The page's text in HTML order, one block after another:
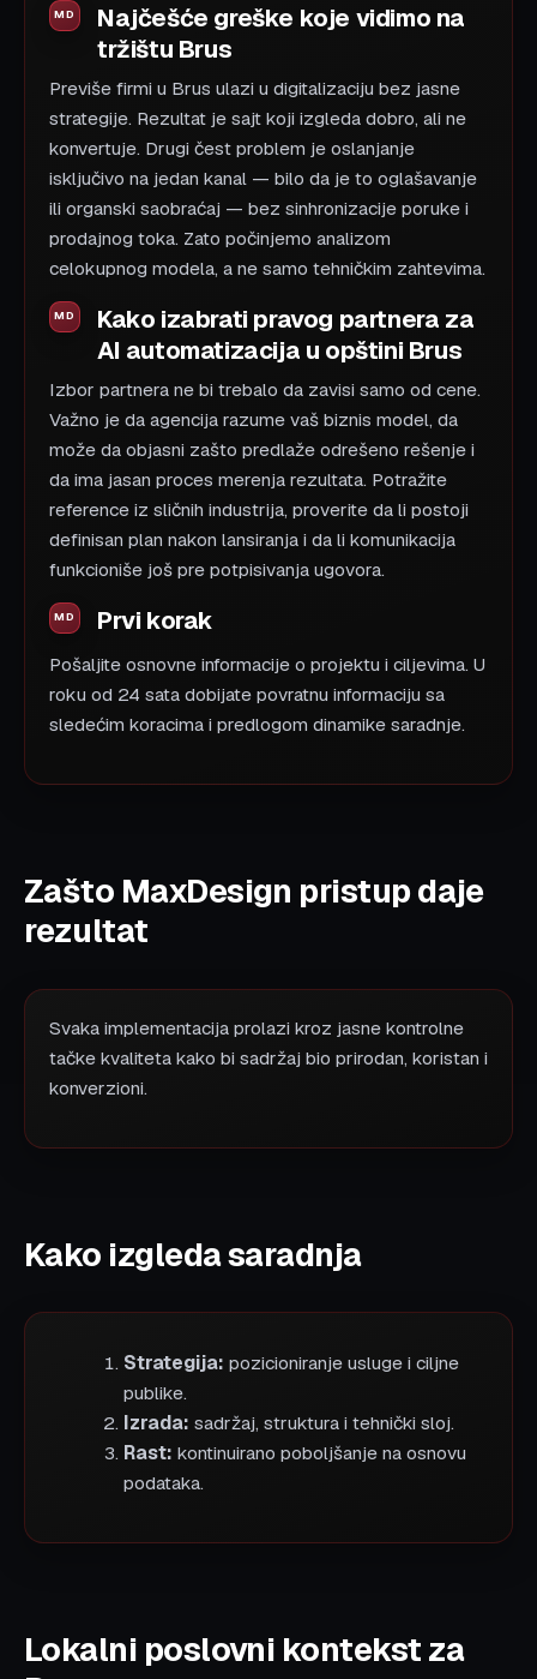
Najčešće greške koje vidimo na
tržištu Brus
Previše firmi u Brus ulazi u digitalizaciju bez jasne
strategije. Rezultat je sajt koji izgleda dobro, ali ne
konvertuje. Drugi čest problem je oslanjanje
isključivo na jedan kanal — bilo da je to oglašavanje
ili organski saobraćaj — bez sinhronizacije poruke i
prodajnog toka. Zato počinjemo analizom
celokupnog modela, a ne samo tehničkim zahtevima.
Kako izabrati pravog partnera za
AI automatizacija u opštini Brus
Izbor partnera ne bi trebalo da zavisi samo od cene.
Važno je da agencija razume vaš biznis model, da
može da objasni zašto predlaže odrešeno rešenje i
da ima jasan proces merenja rezultata. Potražite
reference iz sličnih industrija, proverite da li postoji
definisan plan nakon lansiranja i da li komunikacija
funkcioniše još pre potpisivanja ugovora.
Prvi korak
Pošaljite osnovne informacije o projektu i ciljevima. U
roku od 24 sata dobijate povratnu informaciju sa
sledećim koracima i predlogom dinamike saradnje.
Zašto MaxDesign pristup daje
rezultat
Svaka implementacija prolazi kroz jasne kontrolne
tačke kvaliteta kako bi sadržaj bio prirodan, koristan i
konverzioni.
Kako izgleda saradnja
Strategija: pozicioniranje usluge i ciljne
publike.
Izrada: sadržaj, struktura i tehnički sloj.
Rast: kontinuirano poboljšanje na osnovu
podataka.
Lokalni poslovni kontekst za